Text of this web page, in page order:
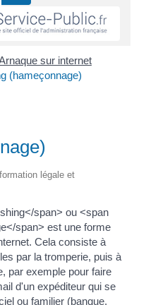
sur internet
(hameçonnage)
légale et
span> ou <span
span> est une forme
Cela consiste à
par la tromperie, puis à
par exemple pour faire
d'un expéditeur qui se
ou familier (banque,